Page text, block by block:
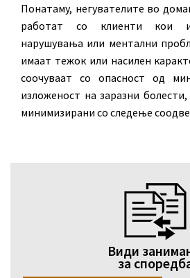
Понатаму, негувателите во
работат со клиенти кои
нарушувања или ментални
имаат тежок или насилен
соочуваат со опасност од
изложеност на заразни
минимизирани со следење
Види
за